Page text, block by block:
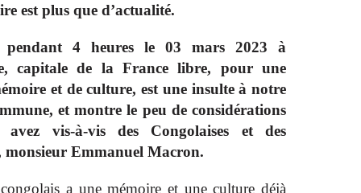
est plus que d’actualité.
pendant 4 heures le 03 mars 2023 à
capitale de la France libre, pour une
et de culture, est une insulte à notre
et montre le peu de considérations
vis-à-vis des Congolaises et des
monsieur Emmanuel Macron.
a une mémoire et une culture déjà